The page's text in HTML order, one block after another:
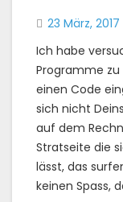
23 März, 2017
Ich habe
Programme zu
einen Code
sich nicht
auf dem
Stratseite die
lässt, das
keinen Spass,